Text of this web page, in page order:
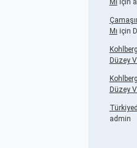
Mı için
Mı için
Düzey
Düzey
admin